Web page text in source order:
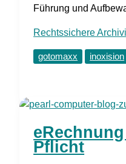
Führung und
Rechtssichere
gotomaxx inoxision
Pflicht